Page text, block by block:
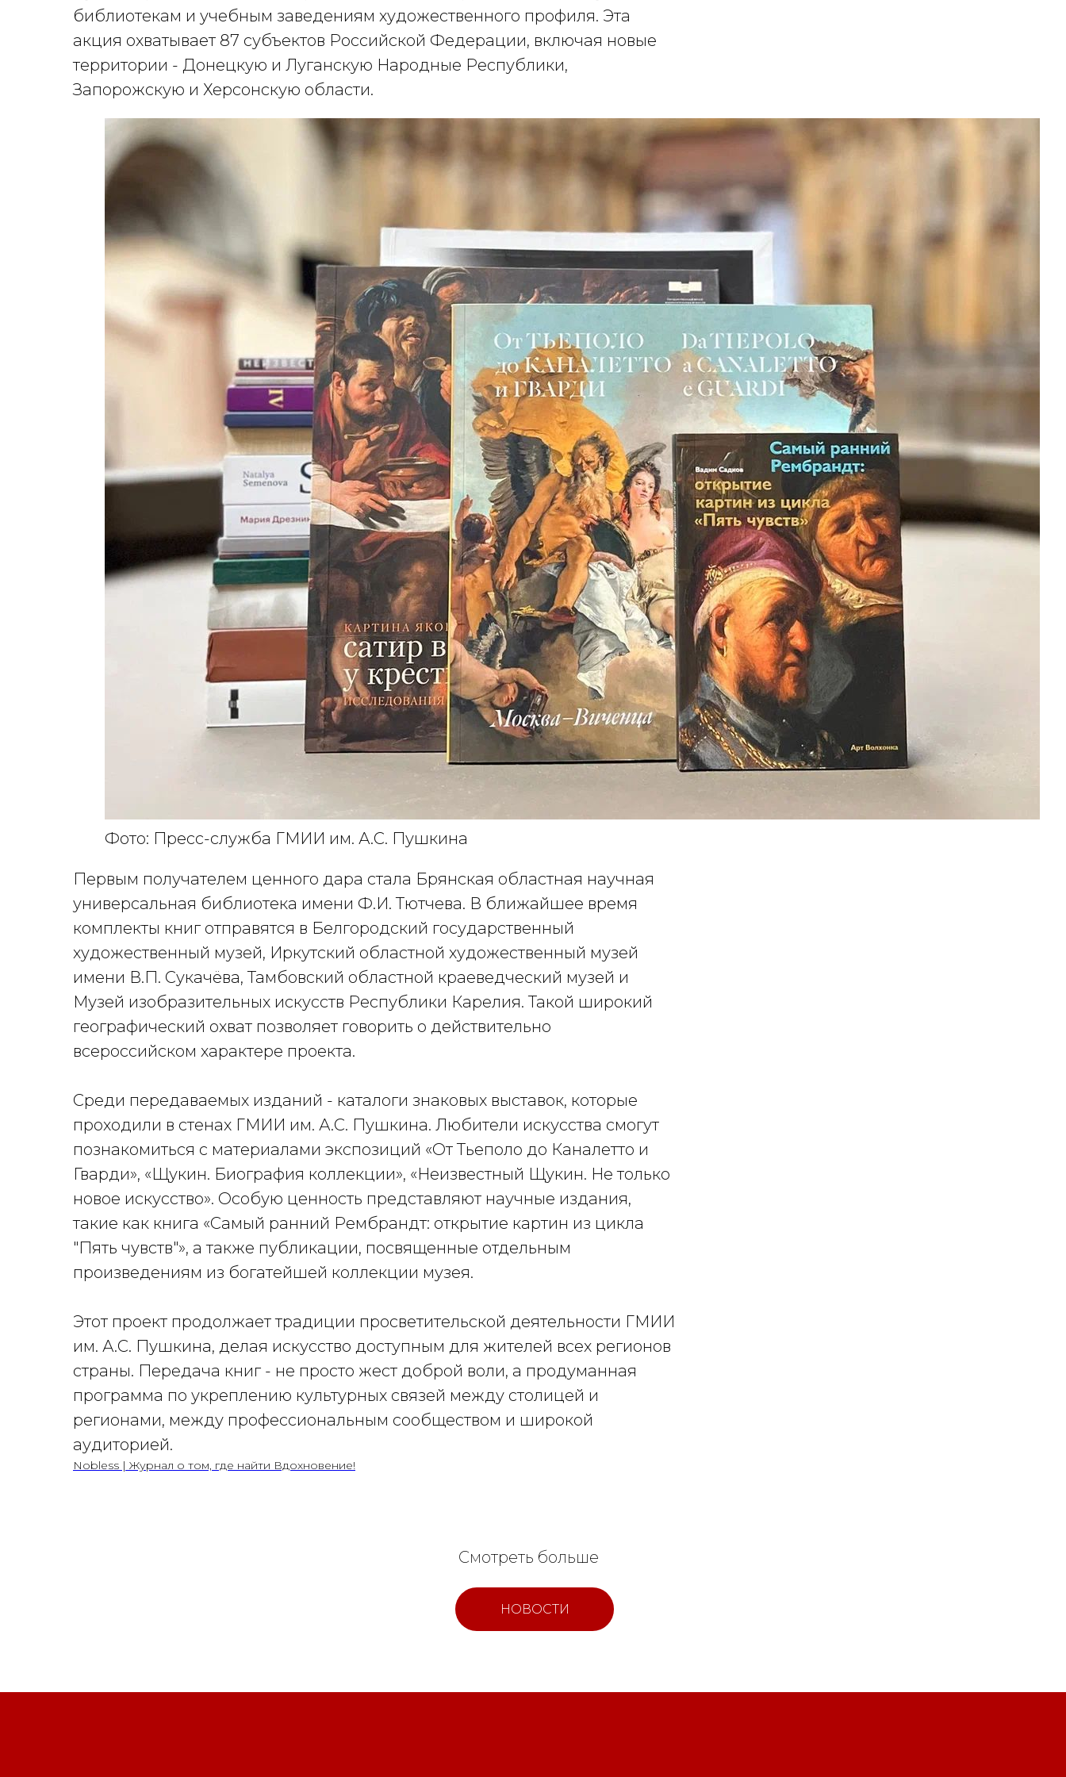
библиотекам и учебным заведениям художественного профиля. Эта
акция охватывает 87 субъектов Российской Федерации, включая новые
территории - Донецкую и Луганскую Народные Республики,
Запорожскую и Херсонскую области.
Фото: Пресс-служба ГМИИ им. А.С. Пушкина
Первым получателем ценного дара стала Брянская областная научная
универсальная библиотека имени Ф.И. Тютчева. В ближайшее время
комплекты книг отправятся в Белгородский государственный
художественный музей, Иркутский областной художественный музей
имени В.П. Сукачёва, Тамбовский областной краеведческий музей и
Музей изобразительных искусств Республики Карелия. Такой широкий
географический охват позволяет говорить о действительно
всероссийском характере проекта.
Среди передаваемых изданий - каталоги знаковых выставок, которые
проходили в стенах ГМИИ им. А.С. Пушкина. Любители искусства смогут
познакомиться с материалами экспозиций «От Тьеполо до Каналетто и
Гварди», «Щукин. Биография коллекции», «Неизвестный Щукин. Не только
новое искусство». Особую ценность представляют научные издания,
такие как книга «Самый ранний Рембрандт: открытие картин из цикла
"Пять чувств"», а также публикации, посвященные отдельным
произведениям из богатейшей коллекции музея.
Этот проект продолжает традиции просветительской деятельности ГМИИ
им. А.С. Пушкина, делая искусство доступным для жителей всех регионов
страны. Передача книг - не просто жест доброй воли, а продуманная
программа по укреплению культурных связей между столицей и
регионами, между профессиональным сообществом и широкой
аудиторией.
Nobless | Журнал о том, где найти Вдохновение!
НОВОСТИ
Смотреть больше